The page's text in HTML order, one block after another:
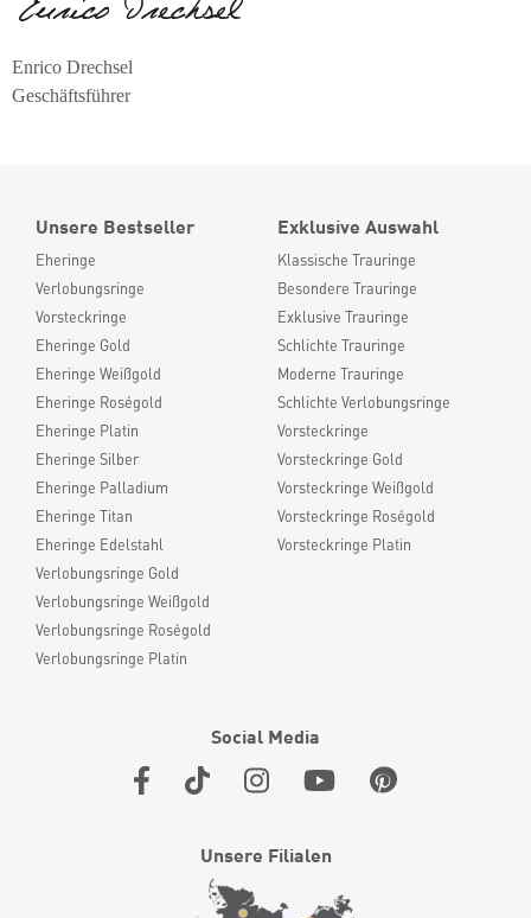
Enrico Drechsel
Geschäftsführer
Unsere Bestseller
Eheringe
Verlobungsringe
Vorsteckringe
Eheringe Gold
Eheringe Weißgold
Eheringe Roségold
Eheringe Platin
Eheringe Silber
Eheringe Palladium
Eheringe Titan
Eheringe Edelstahl
Verlobungsringe Gold
Verlobungsringe Weißgold
Verlobungsringe Roségold
Verlobungsringe Platin
Exklusive Auswahl
Klassische Trauringe
Besondere Trauringe
Exklusive Trauringe
Schlichte Trauringe
Moderne Trauringe
Schlichte Verlobungsringe
Vorsteckringe
Vorsteckringe Gold
Vorsteckringe Weißgold
Vorsteckringe Roségold
Vorsteckringe Platin
Social Media
Unsere Filialen